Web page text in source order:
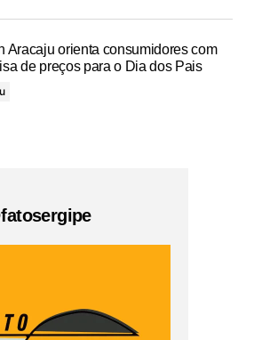
Aracaju orienta consumidores com
de preços para o Dia dos Pais